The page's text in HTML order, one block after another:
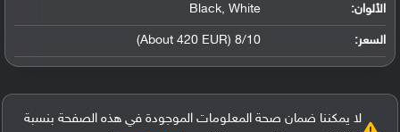
الألوان: Black, White
السعر: 8/10 (About 420 EUR)
لا يمكننا ضمان صحة المعلومات الموجودة في هذه الصفحة بنسبة